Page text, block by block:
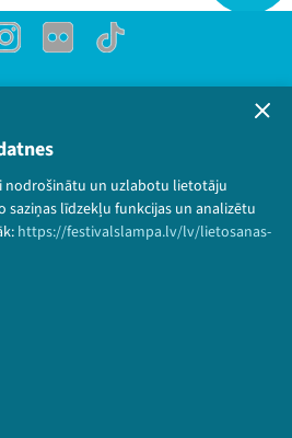
nodrošinātu un uzlabotu lietotāju
saziņas līdzekļu funkcijas un analizētu
https://festivalslampa.lv/lv/lietosanas-
Instagram
Flick TikTok
sīkdatņu politika
LAMPA Visas tiesības
informāciju!